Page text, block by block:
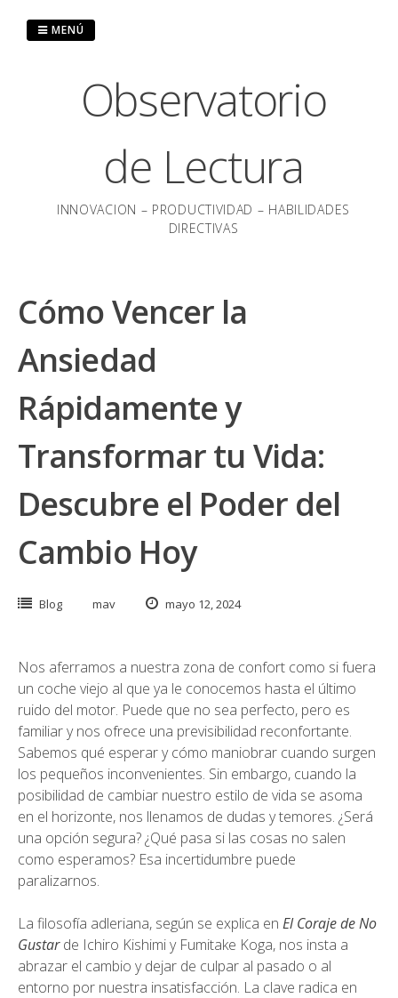
Observatorio
de Lectura
INNOVACION – PRODUCTIVIDAD – HABILIDADES
DIRECTIVAS
MENÚ
Cómo Vencer la
Ansiedad
Rápidamente y
Transformar tu Vida:
Descubre el Poder del
Cambio Hoy
Blog mav mayo 12, 2024
Nos aferramos a nuestra zona de confort como si fuera
un coche viejo al que ya le conocemos hasta el último
ruido del motor. Puede que no sea perfecto, pero es
familiar y nos ofrece una previsibilidad reconfortante.
Sabemos qué esperar y cómo maniobrar cuando surgen
los pequeños inconvenientes. Sin embargo, cuando la
posibilidad de cambiar nuestro estilo de vida se asoma
en el horizonte, nos llenamos de dudas y temores. ¿Será
una opción segura? ¿Qué pasa si las cosas no salen
como esperamos? Esa incertidumbre puede
paralizarnos.
La filosofía adleriana, según se explica en El Coraje de No
Gustarde Ichiro Kishimi y Fumitake Koga, nos insta a
abrazar el cambio y dejar de culpar al pasado o al
entorno por nuestra insatisfacción. La clave radica en